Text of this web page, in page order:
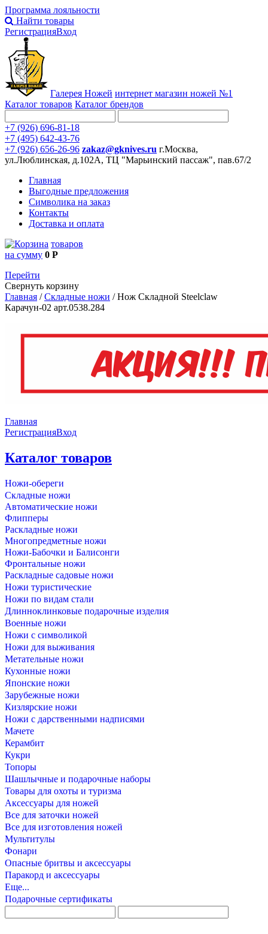
Программа лояльности
Найти товары
РегистрацияВход
Галерея Ножей интернет магазин ножей №1
Каталог товаров Каталог брендов
+7 (926) 696-81-18
+7 (495) 642-43-76
+7 (926) 656-26-96 zakaz@gknives.ru г.Москва,
ул.Люблинская, д.102А, ТЦ "Марьинский пассаж", пав.67/2
Главная
Выгодные предложения
Символика на заказ
Контакты
Доставка и оплата
товаров
на сумму 0 Р
Перейти
Свернуть корзину
Главная /Складные ножи /Нож Складной Steelclaw
Карачун-02 арт.0538.284
Главная
РегистрацияВход
Каталог товаров
Ножи-обереги
Складные ножи
Автоматические ножи
Флипперы
Раскладные ножи
Многопредметные ножи
Ножи-Бабочки и Балисонги
Фронтальные ножи
Раскладные садовые ножи
Ножи туристические
Ножи по видам стали
Длинноклинковые подарочные изделия
Военные ножи
Ножи с символикой
Ножи для выживания
Метательные ножи
Кухонные ножи
Японские ножи
Зарубежные ножи
Кизлярские ножи
Ножи с дарственными надписями
Мачете
Керамбит
Кукри
Топоры
Шашлычные и подарочные наборы
Товары для охоты и туризма
Аксессуары для ножей
Все для заточки ножей
Все для изготовления ножей
Мультитулы
Фонари
Опасные бритвы и аксессуары
Паракорд и аксессуары
Еще...
Подарочные сертификаты